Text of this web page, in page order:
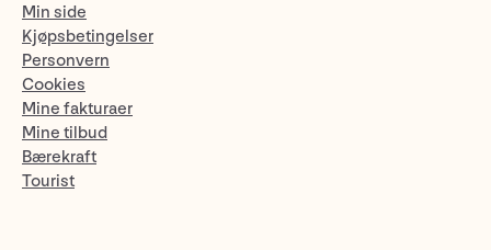
Min side
Kjøpsbetingelser
Personvern
Cookies
Mine fakturaer
Mine tilbud
Bærekraft
Tourist